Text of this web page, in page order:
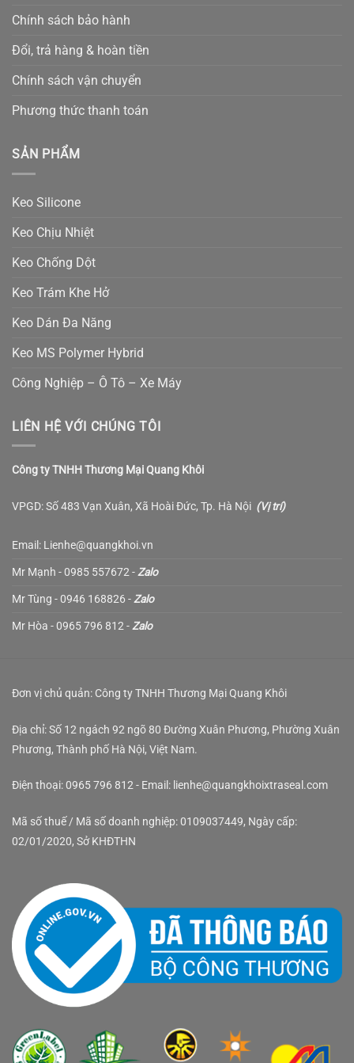
Chính sách bảo hành
Đổi, trả hàng & hoàn tiền
Chính sách vận chuyển
Phương thức thanh toán
SẢN PHẨM
Keo Silicone
Keo Chịu Nhiệt
Keo Chống Dột
Keo Trám Khe Hở
Keo Dán Đa Năng
Keo MS Polymer Hybrid
Công Nghiệp – Ô Tô – Xe Máy
LIÊN HỆ VỚI CHÚNG TÔI
Công ty TNHH Thương Mại Quang Khôi
VPGD: Số 483 Vạn Xuân, Xã Hoài Đức, Tp. Hà Nội (Vị trí)
Email: Lienhe@quangkhoi.vn
Mr Mạnh - 0985 557672 - Zalo
Mr Tùng - 0946 168826 - Zalo
Mr Hòa - 0965 796 812 - Zalo
Đơn vị chủ quản: Công ty TNHH Thương Mại Quang Khôi
Địa chỉ: Số 12 ngách 92 ngõ 80 Đường Xuân Phương, Phường Xuân
Phương, Thành phố Hà Nội, Việt Nam.
Điện thoại: 0965 796 812 - Email: lienhe@quangkhoixtraseal.com
Mã số thuế / Mã số doanh nghiệp: 0109037449, Ngày cấp:
02/01/2020, Sở KHĐTHN